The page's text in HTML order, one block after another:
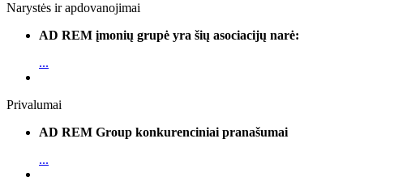
Narystės ir apdovanojimai
AD REM įmonių grupė yra šių asociacijų narė:
...
Privalumai
AD REM Group konkurenciniai pranašumai
...